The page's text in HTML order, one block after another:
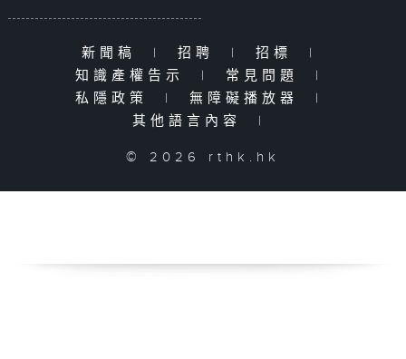
新聞稿 | 招聘 | 招標
|
知識產權告示
| 常見問題
|
私隱政策
| 無障礙播放器
|
其他語言內容
|
© 2026 rthk.hk